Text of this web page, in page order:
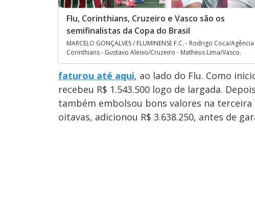
Flu, Corinthians, Cruzeiro e Vasco são os
semifinalistas da Copa do Brasil
MARCELO GONÇALVES / FLUMINENSE F.C. - Rodrigo Coca/Agência
Corinthians - Gustavo Aleixo/Cruzeiro - Matheus Lima/Vasco.
faturou até aqui, ao lado do Flu. Como
recebeu R$ 1.543.500 logo de largada.
também embolsou bons valores na terceira
oitavas, adicionou R$ 3.638.250, antes de